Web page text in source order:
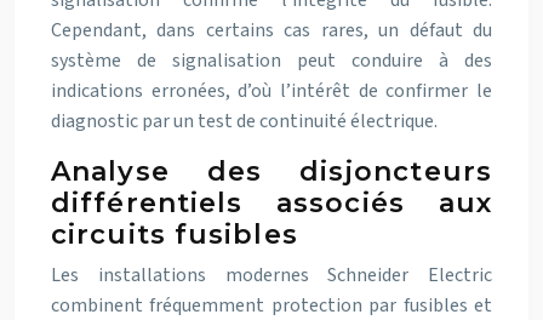
Cependant, dans certains cas rares, un défaut du
système de signalisation peut conduire à des
indications erronées, d’où l’intérêt de confirmer le
diagnostic par un test de continuité électrique.
Analyse des disjoncteurs
différentiels associés aux
circuits fusibles
Les installations modernes Schneider Electric
combinent fréquemment protection par fusibles et